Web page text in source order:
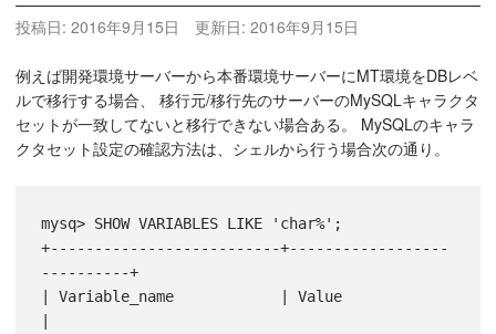
投稿日: 2016年9月15日 更新日: 2016年9月15日
例えば開発環境サーバーから本番環境サーバーにMT環境をDBレベ
ルで移行する場合、 移行元/移行先のサーバーのMySQLキャラクタ
セットが一致してないと移行できない場合ある。 MySQLのキャラ
クタセット設定の確認方法は、シェルから行う場合次の通り。
mysq> SHOW VARIABLES LIKE 'char%';
+--------------------------+------------------
----------+
| Variable_name            | Value
|